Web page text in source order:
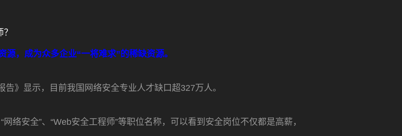
源，成为众多企业“一将难求”的稀缺资源。
》显示，目前我国网络安全专业人才缺口超327万人。
络安全”、“Web安全工程师”等职位名称，可以看到安全岗位不仅都是高薪，